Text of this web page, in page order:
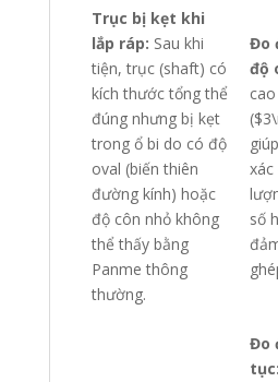
Trục bị kẹt khi
lắp ráp: Sau khi
tiện, trục (shaft) có
kích thước tổng thể
đúng nhưng bị kẹt
trong ổ bi do có độ
oval (biến thiên
đường kính) hoặc
độ côn nhỏ không
thể thấy bằng
Panme thông
thường.
Đo
độ
cao
(
số
Đo
tục: